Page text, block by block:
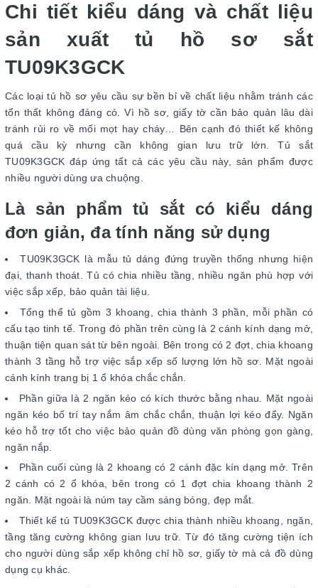
Chi tiết kiểu dáng và chất liệu
sản xuất tủ hồ sơ sắt
TU09K3GCK
Các loại tủ hồ sơ yêu cầu sự bền bỉ về chất liệu nhằm tránh các
tổn thất không đáng có. Vì hồ sơ, giấy tờ cần bảo quản lâu dài
tránh rủi ro về mối mọt hay cháy… Bên cạnh đó thiết kế không
quá cầu kỳ nhưng cần không gian lưu trữ lớn. Tủ sắt
TU09K3GCK đáp ứng tất cả các yêu cầu này, sản phẩm được
nhiều người dùng ưa chuộng.
Là sản phẩm tủ sắt có kiểu dáng
đơn giản, đa tính năng sử dụng
TU09K3GCK là mẫu tủ dáng đứng truyền thống nhưng hiện
đại, thanh thoát. Tủ có chia nhiều tầng, nhiều ngăn phù hợp với
việc sắp xếp, bảo quản tài liệu.
Tổng thể tủ gồm 3 khoang, chia thành 3 phần, mỗi phần có
cấu tạo tinh tế. Trong đó phần trên cùng là 2 cánh kính dạng mở,
thuận tiện quan sát từ bên ngoài. Bên trong có 2 đợt, chia khoang
thành 3 tầng hỗ trợ việc sắp xếp số lượng lớn hồ sơ. Mặt ngoài
cánh kính trang bị 1 ổ khóa chắc chắn.
Phần giữa là 2 ngăn kéo có kích thước bằng nhau. Mặt ngoài
ngăn kéo bố trí tay nắm âm chắc chắn, thuận lợi kéo đẩy. Ngăn
kéo hỗ trợ tốt cho việc bảo quản đồ dùng văn phòng gọn gàng,
ngăn nắp.
Phần cuối cùng là 2 khoang có 2 cánh đặc kín dạng mở. Trên
2 cánh có 2 ổ khóa, bên trong có 1 đợt chia khoang thành 2
ngăn. Mặt ngoài là núm tay cầm sáng bóng, đẹp mắt.
Thiết kế tủ TU09K3GCK được chia thành nhiều khoang, ngăn,
tầng tăng cường không gian lưu trữ. Từ đó tăng cường tiện ích
cho người dùng sắp xếp không chỉ hồ sơ, giấy tờ mà cả đồ dùng
dụng cụ khác.